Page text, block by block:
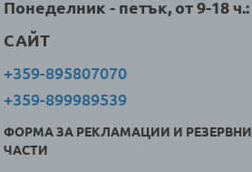
Понеделник - петък, от 9-18 ч.:
САЙТ
+359-895807070
+359-899989539
ФОРМА ЗА РЕКЛАМАЦИИ И РЕЗЕРВНИ
ЧАСТИ